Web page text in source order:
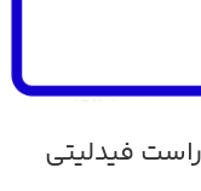
راست فیدلیتی